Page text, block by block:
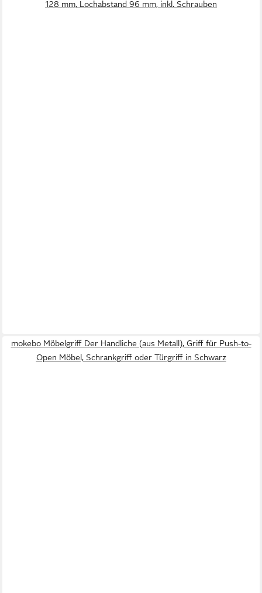
128 mm, Lochabstand 96 mm, inkl. Schrauben
mokebo Möbelgriff Der Handliche (aus Metall), Griff für Push-to-
Open Möbel, Schrankgriff oder Türgriff in Schwarz